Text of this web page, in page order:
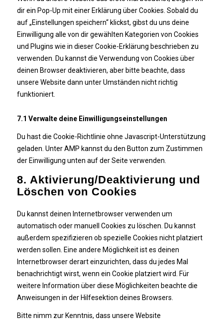
dir ein Pop-Up mit einer Erklärung über Cookies. Sobald du
auf „Einstellungen speichern“ klickst, gibst du uns deine
Einwilligung alle von dir gewählten Kategorien von Cookies
und Plugins wie in dieser Cookie-Erklärung beschrieben zu
verwenden. Du kannst die Verwendung von Cookies über
deinen Browser deaktivieren, aber bitte beachte, dass
unsere Website dann unter Umständen nicht richtig
funktioniert.
7.1 Verwalte deine Einwilligungseinstellungen
Du hast die Cookie-Richtlinie ohne Javascript-Unterstützung
geladen. Unter AMP kannst du den Button zum Zustimmen
der Einwilligung unten auf der Seite verwenden.
8. Aktivierung/Deaktivierung und
Löschen von Cookies
Du kannst deinen Internetbrowser verwenden um
automatisch oder manuell Cookies zu löschen. Du kannst
außerdem spezifizieren ob spezielle Cookies nicht platziert
werden sollen. Eine andere Möglichkeit ist es deinen
Internetbrowser derart einzurichten, dass du jedes Mal
benachrichtigt wirst, wenn ein Cookie platziert wird. Für
weitere Information über diese Möglichkeiten beachte die
Anweisungen in der Hilfesektion deines Browsers.
Bitte nimm zur Kenntnis, dass unsere Website